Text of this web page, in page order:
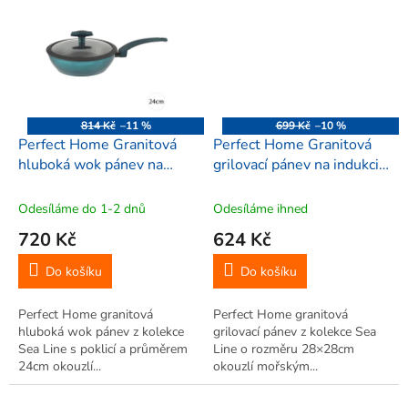
814 Kč –11 %
Perfect Home Granitová
hluboká wok pánev na
Line, 15621
Odesíláme do 1-2 dnů
720 Kč
Do košíku
Perfect Home granitová
hluboká wok pánev z kolekce
Sea Line s poklicí a průměrem
24cm okouzlí...
699 Kč –10 %
Perfect Home Granitová
grilovací pánev na indukci
Odesíláme ihned
624 Kč
Do košíku
Perfect Home granitová
grilovací pánev z kolekce Sea
Line o rozměru 28×28cm
okouzlí mořským...